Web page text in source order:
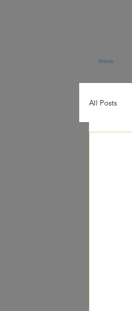
Inicio
All Posts